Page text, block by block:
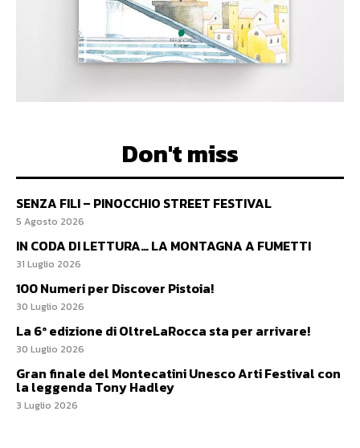
Don't miss
SENZA FILI – PINOCCHIO STREET FESTIVAL
5 Agosto 2026
IN CODA DI LETTURA… LA MONTAGNA A FUMETTI
31 Luglio 2026
100 Numeri per Discover Pistoia!
30 Luglio 2026
La 6ª edizione di OltreLaRocca sta per arrivare!
30 Luglio 2026
Gran finale del Montecatini Unesco Arti Festival con
la leggenda Tony Hadley
3 Luglio 2026